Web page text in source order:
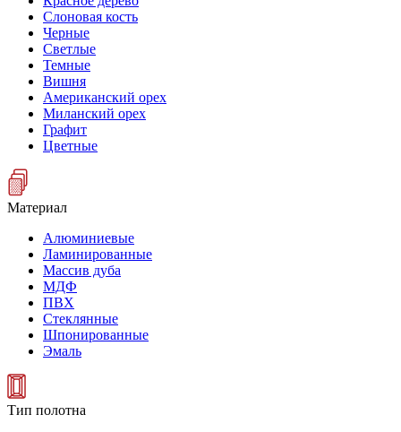
Слоновая кость
Черные
Светлые
Темные
Вишня
Американский орех
Миланский орех
Графит
Цветные
Материал
Алюминиевые
Ламинированные
Массив дуба
МДФ
ПВХ
Стеклянные
Шпонированные
Эмаль
Тип полотна